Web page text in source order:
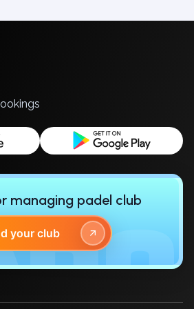
managing padel club
your club